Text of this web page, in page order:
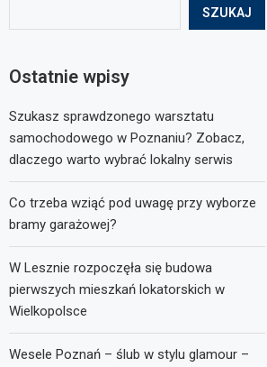
SZUKAJ
Ostatnie wpisy
Szukasz sprawdzonego warsztatu
samochodowego w Poznaniu? Zobacz,
dlaczego warto wybrać lokalny serwis
Co trzeba wziąć pod uwagę przy wyborze
bramy garażowej?
W Lesznie rozpoczęła się budowa
pierwszych mieszkań lokatorskich w
Wielkopolsce
Wesele Poznań – ślub w stylu glamour –